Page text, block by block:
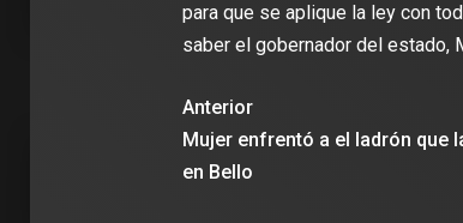
para que se aplique la ley con
saber el gobernador del estado,
Anterior
Mujer enfrentó a el ladrón que
en Bello